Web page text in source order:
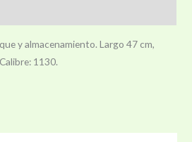
y almacenamiento. Largo 47 cm,
1130.